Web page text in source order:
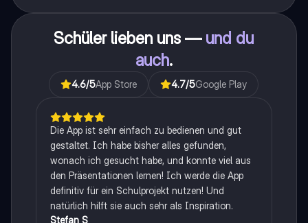
Schüler lieben uns — und du
auch.
4.6/5App Store 4.7/5Google Play
Die App ist sehr einfach zu bedienen und gut
gestaltet. Ich habe bisher alles gefunden,
wonach ich gesucht habe, und konnte viel aus
den Präsentationen lernen! Ich werde die App
definitiv für ein Schulprojekt nutzen! Und
natürlich hilft sie auch sehr als Inspiration.
Stefan S